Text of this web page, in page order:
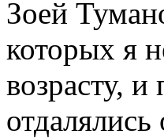
Зоей
которых я
возрасту,
отдалялись